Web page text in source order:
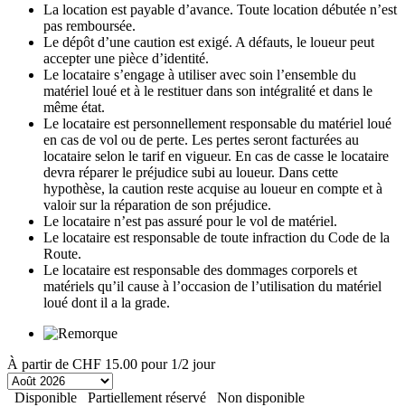
La location est payable d’avance. Toute location débutée n’est
pas remboursée.
Le dépôt d’une caution est exigé. A défauts, le loueur peut
accepter une pièce d’identité.
Le locataire s’engage à utiliser avec soin l’ensemble du
matériel loué et à le restituer dans son intégralité et dans le
même état.
Le locataire est personnellement responsable du matériel loué
en cas de vol ou de perte. Les pertes seront facturées au
locataire selon le tarif en vigueur. En cas de casse le locataire
devra réparer le préjudice subi au loueur. Dans cette
hypothèse, la caution reste acquise au loueur en compte et à
valoir sur la réparation de son préjudice.
Le locataire n’est pas assuré pour le vol de matériel.
Le locataire est responsable de toute infraction du Code de la
Route.
Le locataire est responsable des dommages corporels et
matériels qu’il cause à l’occasion de l’utilisation du matériel
loué dont il a la grade.
À partir de CHF 15.00 pour 1/2 jour
Disponible Partiellement réservé
Non disponible